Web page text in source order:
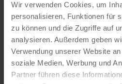
Wir verwenden Cookies, um
personalisieren, Funktionen für
zu können und die Zugriffe auf
analysieren. Außerdem geben
Verwendung unserer Website
soziale Medien, Werbung und
Partner führen diese